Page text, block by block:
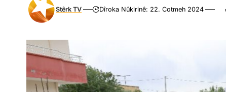
Stêrk TV Dîroka Nûkirinê: 22. Cotmeh 2024